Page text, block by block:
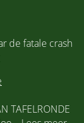
de fatale crash
TAFELRONDE